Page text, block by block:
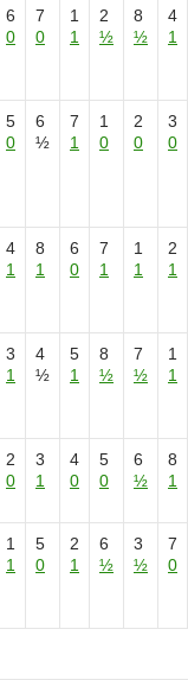
6
0
7
0
1
1
2
½
8
½
4
1
5
0
6
½
7
1
1
0
2
0
3
0
4
1
8
1
6
0
7
1
1
1
2
1
3
1
4
½
5
1
8
½
7
½
1
1
2
0
3
1
4
0
5
0
6
½
8
1
1
1
5
0
2
1
6
½
3
½
7
0